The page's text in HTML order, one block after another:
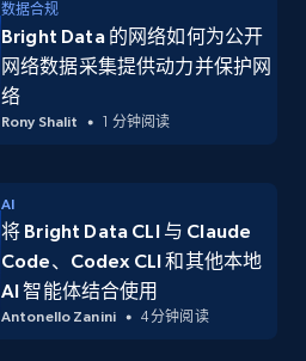
数据合规
Bright Data 的网络如何为公开
网络数据采集提供动力并保护网
络
Rony Shalit 1 分钟阅读
AI
将 Bright Data CLI 与 Claude
Code、Codex CLI 和其他本地
AI 智能体结合使用
Antonello Zanini 4 分钟阅读